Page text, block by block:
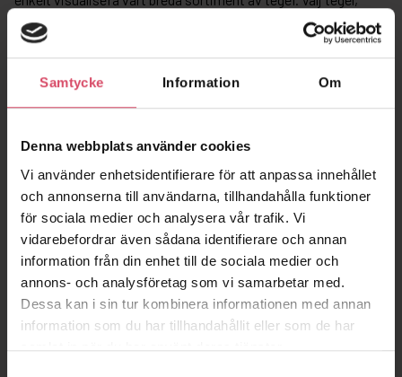
Samtycke Information Om
Denna webbplats använder cookies
Vi använder enhetsidentifierare för att anpassa innehållet
och annonserna till användarna, tillhandahålla funktioner
för sociala medier och analysera vår trafik. Vi
vidarebefordrar även sådana identifierare och annan
information från din enhet till de sociala medier och
annons- och analysföretag som vi samarbetar med.
Dessa kan i sin tur kombinera informationen med annan
information som du har tillhandahållit eller som de har
samlat in när du har använt deras tjänster.
murbruk och förband. Du kan även blanda olika tegelsorter.
Exportera din textur och applicera till din 3D-konstruktion. Du
hittar en beskrivning över hur du lägger in bilden i ditt 3D-
program, under